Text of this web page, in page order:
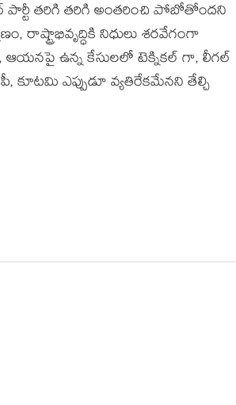
పార్టీ తరిగి తరిగి అంతరించి పోబోతోందని
రాష్ట్రాభివృద్ధికి నిధులు శరవేగంగా
ఉన్న కేసులలో టెక్నికల్ గా, లీగల్
కూటమి ఎప్పుడూ వ్యతిరేకమేనని తేల్చి